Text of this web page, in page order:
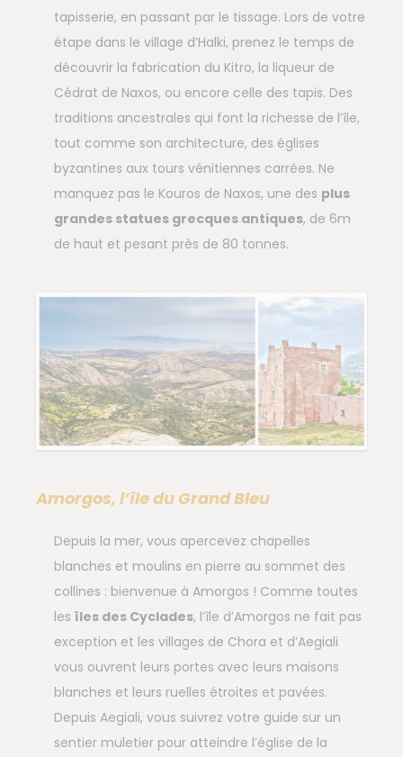
tapisserie, en passant par le tissage. Lors de votre
étape dans le village d’Halki, prenez le temps de
découvrir la fabrication du Kitro, la liqueur de
Cédrat de Naxos, ou encore celle des tapis. Des
traditions ancestrales qui font la richesse de l’île,
tout comme son architecture, des églises
byzantines aux tours vénitiennes carrées. Ne
manquez pas le Kouros de Naxos, une des plus
grandes statues grecques antiques, de 6m
de haut et pesant près de 80 tonnes.
Amorgos, l’île du Grand Bleu
Depuis la mer, vous apercevez chapelles
blanches et moulins en pierre au sommet des
collines : bienvenue à Amorgos ! Comme toutes
les îles des Cyclades, l’île d’Amorgos ne fait pas
exception et les villages de Chora et d’Aegiali
vous ouvrent leurs portes avec leurs maisons
blanches et leurs ruelles étroites et pavées.
Depuis Aegiali, vous suivrez votre guide sur un
sentier muletier pour atteindre l’église de la